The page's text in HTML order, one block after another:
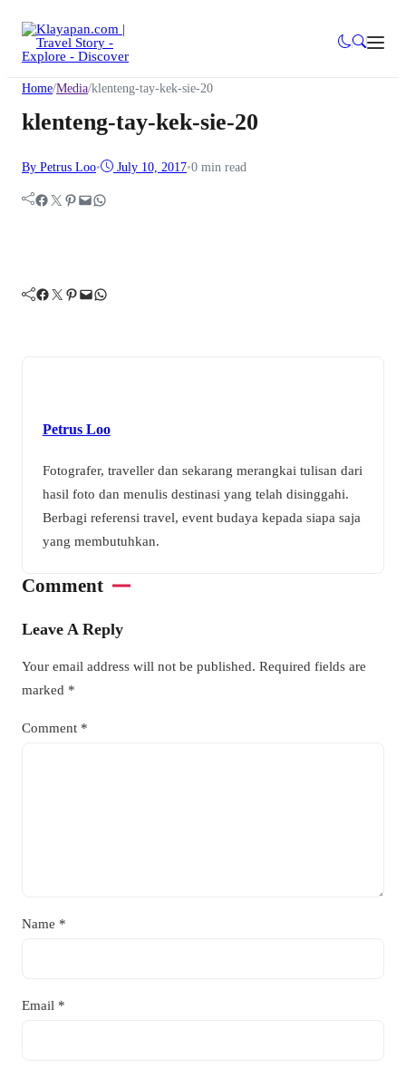
Home/Media/klenteng-tay-kek-sie-20
klenteng-tay-kek-sie-20
By Petrus Loo• July 10, 2017•0 min read
Facebook Twitter Pinterest Mail WhatsApp
Facebook Twitter Pinterest Mail WhatsApp
Petrus Loo
Fotografer, traveller dan sekarang merangkai tulisan dari
hasil foto dan menulis destinasi yang telah disinggahi.
Berbagi referensi travel, event budaya kepada siapa saja
yang membutuhkan.
Comment
Leave A Reply
Your email address will not be published. Required fields are
marked *
Comment *
Name *
Email *